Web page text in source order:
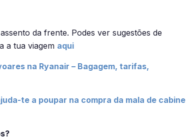
da frente. Podes ver sugestões de
a tua viagem aqui
na Ryanair – Bagagem, tarifas,
te a poupar na compra da mala de cabine